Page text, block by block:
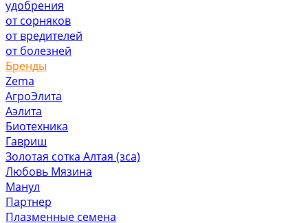
удобрения
от сорняков
от вредителей
от болезней
Бренды
Zema
АгроЭлита
Аэлита
Биотехника
Гавриш
Золотая сотка Алтая (зса)
Любовь Мязина
Манул
Партнер
Плазменные семена